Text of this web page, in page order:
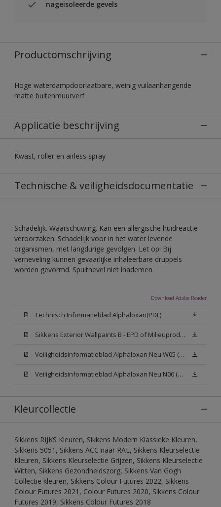
nageisoleerde gevels
Productomschrijving
Hoge waterdampdoorlaatbare, weinig vuilaanhangende
matte buitenmuurverf
Applicatie beschrijving
Kwast, roller en airless spray
Technische & veiligheidsdocumentatie
Schadelijk. Waarschuwing. Kan een allergische huidreactie
veroorzaken. Schadelijk voor in het water levende
organismen, met langdurige gevolgen. Let op! Bij
verneveling kunnen gevaarlijke inhaleerbare druppels
worden gevormd. Spuitnevel niet inademen.
Download Adobe Reader
Technisch Informatieblad Alphaloxan(PDF)
Sikkens Exterior Wallpaints B - EPD of Milieuproductverklaring
Veiligheidsinformatieblad Alphaloxan Neu W05 (MSDS)
Veiligheidsinformatieblad Alphaloxan Neu N00 (MSDS)
Kleurcollectie
Sikkens RIJKS Kleuren, Sikkens Modern Klassieke Kleuren,
Sikkens 5051, Sikkens ACC naar RAL, Sikkens Kleurselectie
Kleuren, Sikkens Kleurselectie Grijzen, Sikkens Kleurselectie
Witten, Sikkens Gezondheidszorg, Sikkens Van Gogh
Collectie kleuren, Sikkens Colour Futures 2022, Sikkens
Colour Futures 2021, Colour Futures 2020, Sikkens Colour
Futures 2019, Sikkens Colour Futures 2018